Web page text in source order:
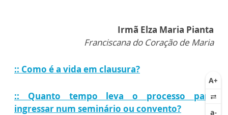
Irmã Elza Maria Pianta
Franciscana do Coração de Maria
:: Como é a vida em clausura?
:: Quanto tempo leva o processo para
ingressar num seminário ou convento?